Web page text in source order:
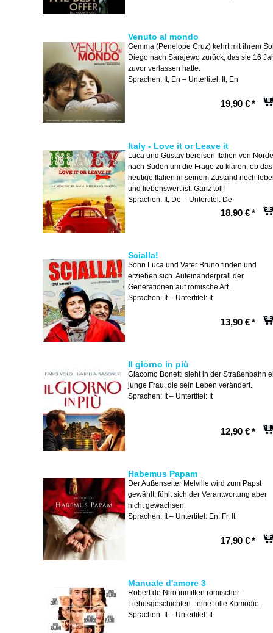
Venuto al mondo
Gemma (Penelope Cruz) kehrt mit ihrem
Diego nach Sarajewo zurück, das sie 16
zuvor verlassen hatte.
Sprachen: It, En – Untertitel: It, En
19,90 €*
Italy - Love it or Leave it
Luca und Gustav bereisen Italien von
nach Süden um die Frage zu klären, ob das
heutige Italien in seinem Zustand noch
und liebenswert ist. Ganz toll!
Sprachen: It, De – Untertitel: De
18,90 €*
Scialla!
Sohn Luca und Vater Bruno finden und
erziehen sich. Aufeinanderprall der
Generationen auf römische Art.
Sprachen: It – Untertitel: It
13,90 €*
Il giorno in più
Giacomo Bonetti sieht in der Straßenbahn
junge Frau, die sein Leben verändert.
Sprachen: It – Untertitel: It
12,90 €*
Habemus Papam
Der Außenseiter Melville wird zum Papst
gewählt, fühlt sich der Verantwortung aber
nicht gewachsen.
Sprachen: It – Untertitel: En, Fr, It
17,90 €*
Manuale d'amore 3
Robert de Niro inmitten römischer
Liebesgeschichten - eine tolle Komödie.
Sprachen: It – Untertitel: It